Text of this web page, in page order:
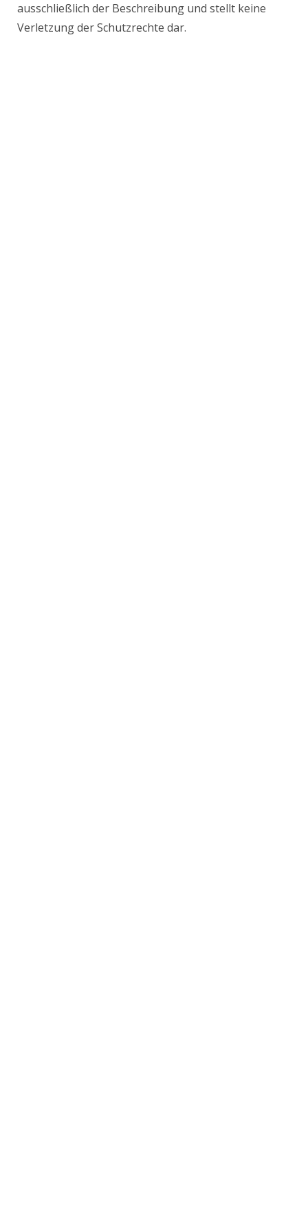
ausschließlich der Beschreibung und stellt keine
Verletzung der Schutzrechte dar.